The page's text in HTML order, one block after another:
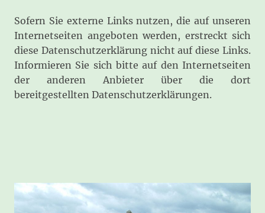
Sofern Sie externe Links nutzen, die auf unseren
Internetseiten angeboten werden, erstreckt sich
diese Datenschutzerklärung nicht auf diese Links.
Informieren Sie sich bitte auf den Internetseiten
der anderen Anbieter über die dort
bereitgestellten Datenschutzerklärungen.